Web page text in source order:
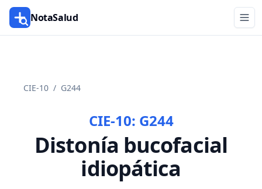
NotaSalud
CIE-10 / G244
CIE-10: G244
Distonía bucofacial
idiopática